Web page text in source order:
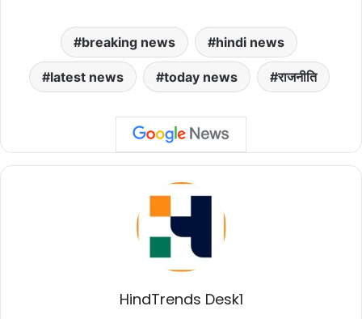
breaking news hindi news
latest news today news राजनीति
HindTrends Desk1